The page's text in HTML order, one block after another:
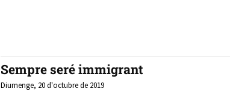
Sempre seré immigrant
Diumenge, 20 d'octubre de 2019